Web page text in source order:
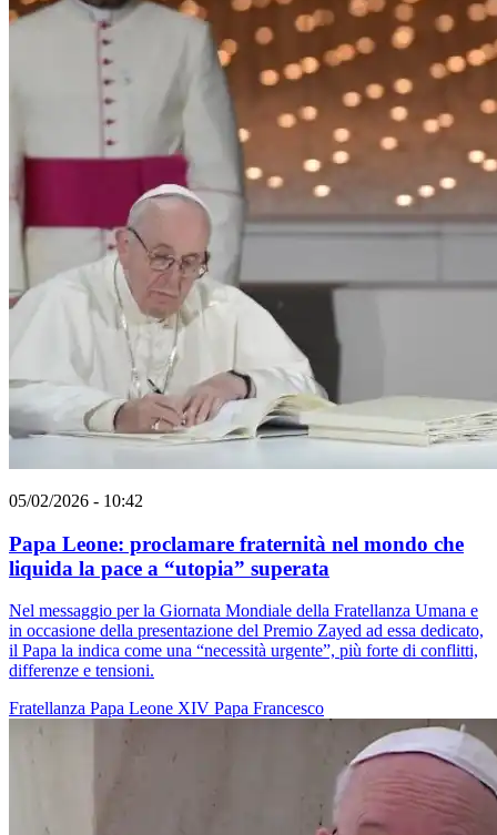
05/02/2026 - 10:42
Papa Leone: proclamare fraternità nel mondo che
liquida la pace a “utopia” superata
Nel messaggio per la Giornata Mondiale della Fratellanza Umana e
in occasione della presentazione del Premio Zayed ad essa dedicato,
il Papa la indica come una “necessità urgente”, più forte di conflitti,
differenze e tensioni.
Fratellanza Papa Leone XIV Papa Francesco